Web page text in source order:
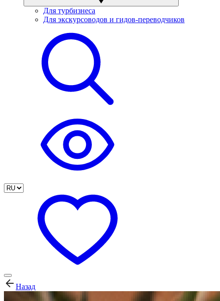
Для турбизнеса
Для экскурсоводов и гидов-переводчиков
Назад